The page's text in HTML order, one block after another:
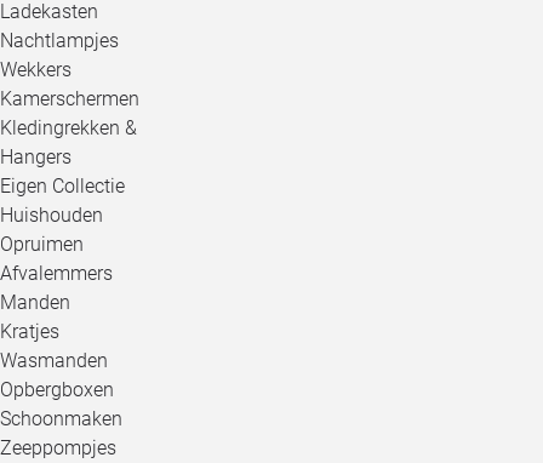
Ladekasten
Nachtlampjes
Wekkers
Kamerschermen
Kledingrekken &
Hangers
Eigen Collectie
Huishouden
Opruimen
Afvalemmers
Manden
Kratjes
Wasmanden
Opbergboxen
Schoonmaken
Zeeppompjes